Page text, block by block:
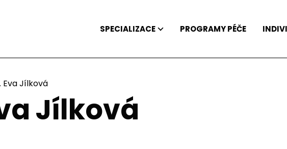
SPECIALIZACE PROGRAMY PÉČE
Eva Jílková
Jílková